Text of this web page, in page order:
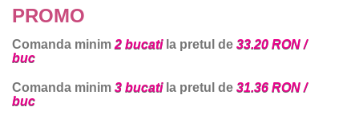
PROMO
Comanda minim 2 bucatila pretul de 33.20 RON /
buc
Comanda minim 3 bucatila pretul de 31.36 RON /
buc